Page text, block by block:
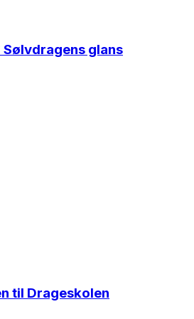
Sølvdragens glans
til Drageskolen